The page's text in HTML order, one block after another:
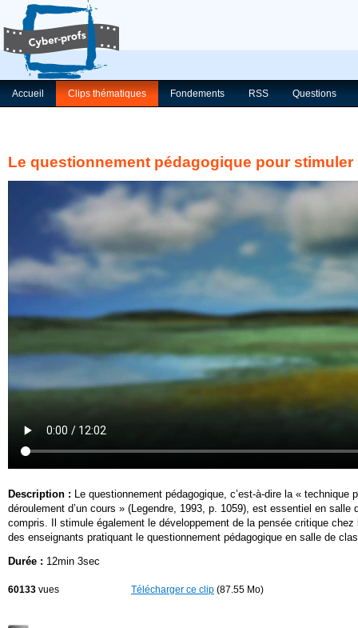
Accueil Clips thématiques Fondements RSS Questions
Le questionnement pédagogique pour
Description : Le questionnement pédagogique, c’est-à-dire la «
déroulement d’un cours » (Legendre, 1993, p. 1059), est essentiel en
compris. Il stimule également le développement de la pensée critique
des enseignants pratiquant le questionnement pédagogique en salle de
Durée : 12min 3sec
60133 vues Télécharger ce clip (87.55 Mo)